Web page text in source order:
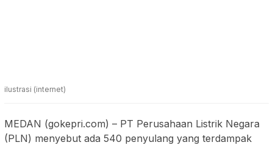
ilustrasi (internet)
MEDAN (gokepri.com) – PT Perusahaan Listrik Negara
(PLN) menyebut ada 540 penyulang yang terdampak